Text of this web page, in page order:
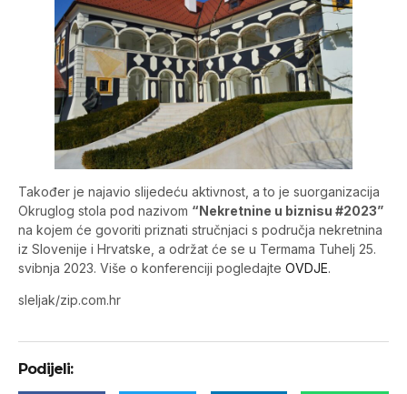
Također je najavio slijedeću aktivnost, a to je suorganizacija
Okruglog stola pod nazivom “Nekretnine u biznisu #2023”
na kojem će govoriti priznati stručnjaci s područja nekretnina
iz Slovenije i Hrvatske, a održat će se u Termama Tuhelj 25.
svibnja 2023. Više o konferenciji pogledajte OVDJE.
sleljak/zip.com.hr
Podijeli: